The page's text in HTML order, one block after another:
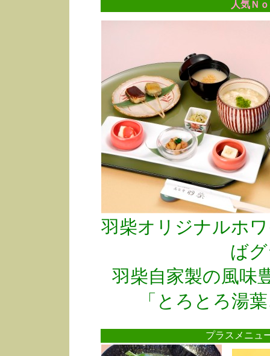
人気Ｎ
羽柴オリジナルホ
ば
羽柴自家製の風味
「とろとろ湯
プラスメニ